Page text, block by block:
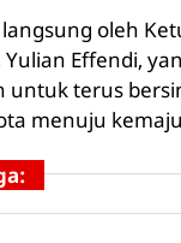
oleh
Effendi,
untuk terus
menuju